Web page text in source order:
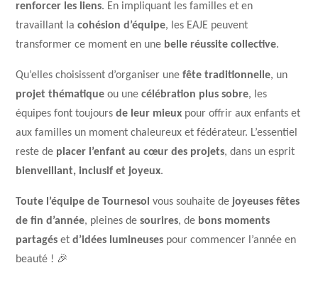
renforcer les liens. En impliquant les familles et en
travaillant lacohésion d’équipe, les EAJE peuvent
transformer ce moment en une belle réussite collective.
Qu’elles choisissent d’organiser unefête traditionnelle, un
projet thématique ou unecélébration plus sobre, les
équipes font toujoursde leur mieux pour offrir aux enfants et
aux familles un moment chaleureux et fédérateur. L’essentiel
reste de placer l’enfant au cœur des projets, dans un esprit
bienveillant, inclusif et joyeux.
Toute l’équipe de Tournesol vous souhaite de joyeuses fêtes
de fin d’année, pleines desourires, de bons moments
partagés etd’idées lumineuses pour commencer l’année en
beauté ! 🎉